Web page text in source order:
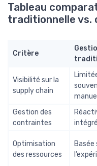
Tableau
traditionnelle vs.
Critère
Visibilité sur la
supply chain
Gestion des
contraintes
Optimisation
des ressources
Basée